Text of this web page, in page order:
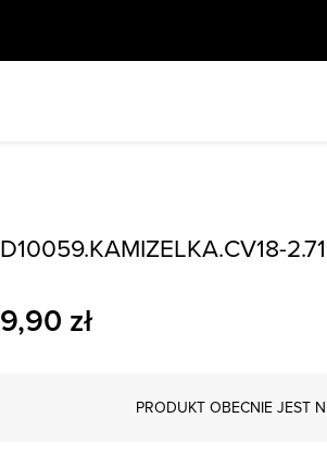
D10059.KAMIZELKA.CV18-
9,90 zł
PRODUKT OBECNIE JEST